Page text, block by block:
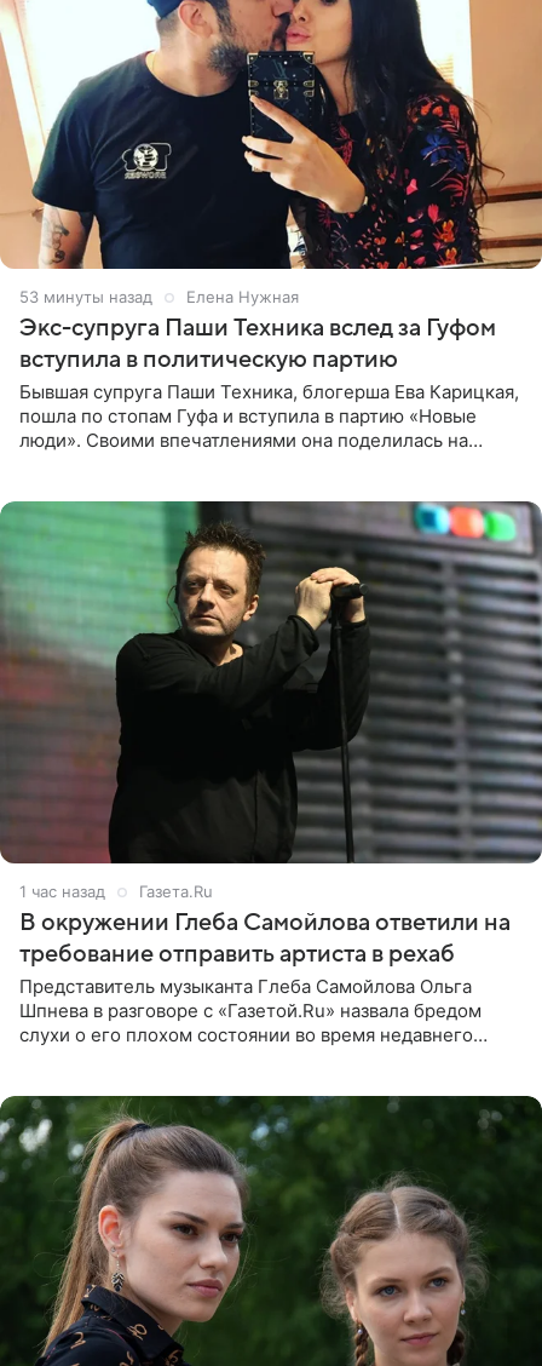
53 минуты назад Елена Нужная
Экс-супруга Паши Техника вслед за Гуфом
вступила в политическую партию
Бывшая супруга Паши Техника, блогерша Ева Карицкая,
пошла по стопам Гуфа и вступила в партию «Новые
люди». Своими впечатлениями она поделилась на
1 час назад Газета.Ru
В окружении Глеба Самойлова ответили на
требование отправить артиста в рехаб
Представитель музыканта Глеба Самойлова Ольга
Шпнева в разговоре с «Газетой.Ru» назвала бредом
слухи о его плохом состоянии во время недавнего